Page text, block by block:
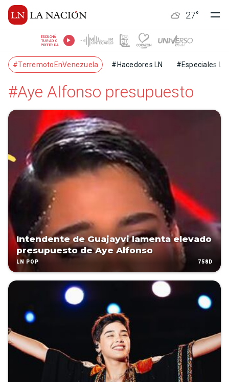
27°
ESCUCHÁ
TU RADIO
PREFERIDA
#TerremotoEnVenezuela #Hacedores LN #Especiales LN
#Aye Alfonso presupuesto
Intendente de Guajayvi lamenta elevado
presupuesto de Aye Alfonso
LN POP 758D